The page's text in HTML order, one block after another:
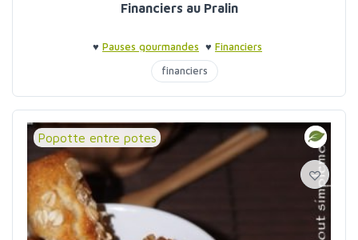
Financiers au Pralin
♥ Pauses gourmandes ♥ Financiers
financiers
Popotte entre potes